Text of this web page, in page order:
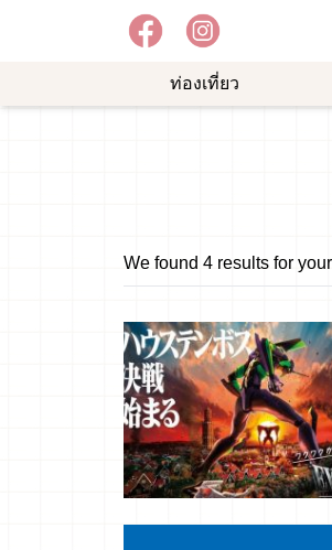
ท่องเที่ยว
We found 4 results for